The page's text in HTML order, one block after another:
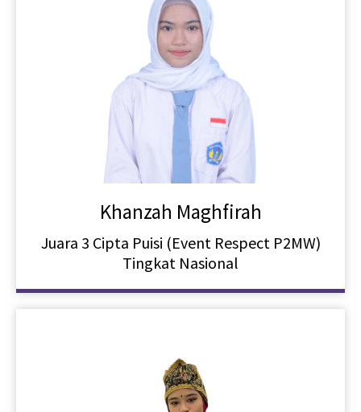
Khanzah Maghfirah
Juara 3 Cipta Puisi (Event Respect P2MW)
Tingkat Nasional